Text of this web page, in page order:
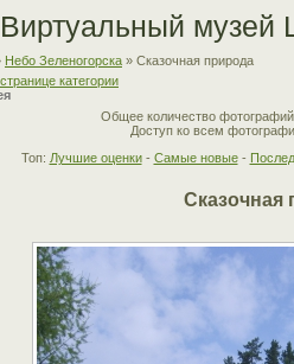
Виртуальный
Небо Зеленогорска » Сказочная природа
категории
Общее количество фотографий
Доступ ко всем
Топ: Лучшие оценки- Самые новые-
Сказочная